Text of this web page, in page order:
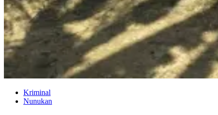
Kriminal
Nunukan